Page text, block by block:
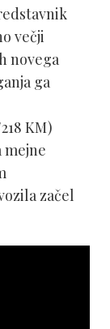
večji
novega
ga
KM)
mejne
začel